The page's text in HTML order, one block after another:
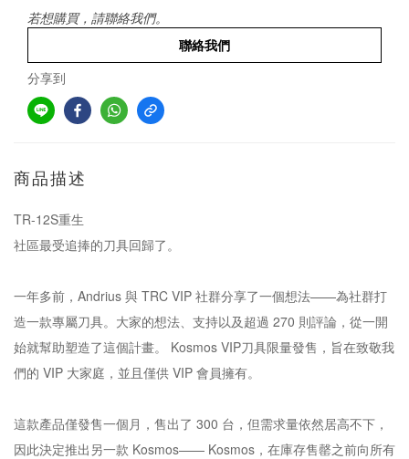
若想購買，請聯絡我們。
聯絡我們
分享到
商品描述
TR-12S重生
社區最受追捧的刀具回歸了。
一年多前，Andrius 與 TRC VIP 社群分享了一個想法——為社群打
造一款專屬刀具。大家的想法、支持以及超過 270 則評論，從一開
始就幫助塑造了這個計畫。 Kosmos VIP刀具限量發售，旨在致敬我
們的 VIP 大家庭，並且僅供 VIP 會員擁有。
這款產品僅發售一個月，售出了 300 台，但需求量依然居高不下，
因此決定推出另一款 Kosmos—— Kosmos，在庫存售罄之前向所有